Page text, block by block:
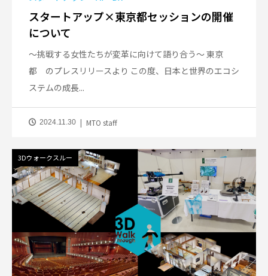
スタートアップ×東京都セッションの開催
について
～挑戦する女性たちが変革に向けて語り合う～ 東京
都 のプレスリリースより この度、日本と世界のエコシ
ステムの成長...
2024.11.30 MTO staff
3Dウォークスルー